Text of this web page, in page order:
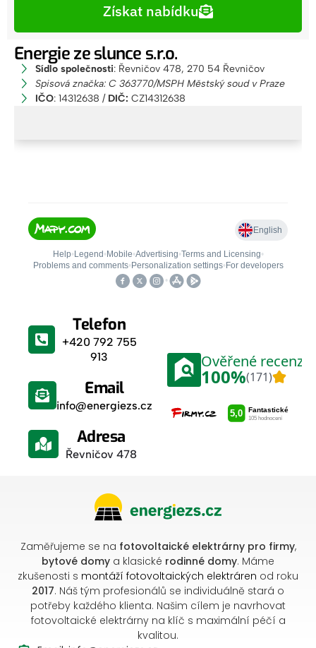
Získat nabídku
Alternative:
Energie ze slunce s.r.o.
Sídlo společnosti: Řevničov 478, 270 54 Řevničov
Spisová značka: C 363770/MSPH Městský soud v Praze
IČO: 14312638 / DIČ: CZ14312638
Telefon
+420 792 755
913
Email
info@energiezs.cz
Adresa
Řevničov 478
Zaměřujeme se na fotovoltaické elektrárny pro firmy,
bytové domy a klasické rodinné domy. Máme
zkušenosti s montáží fotovoltaických elektráren od roku
2017. Náš tým profesionálů se individuálně stará o
potřeby každého klienta. Našim cílem je navrhovat
fotovoltaické elektrárny na klíč s maximální péčí a
kvalitou.